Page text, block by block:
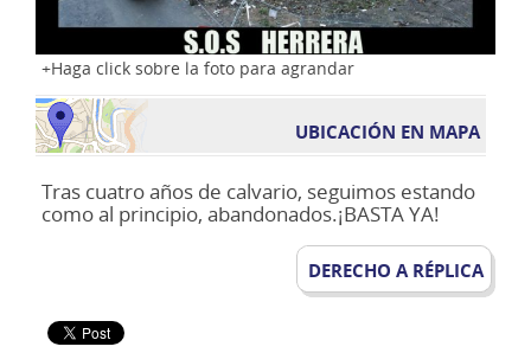
Haga click sobre la foto para agrandar
UBICACIÓN EN MAPA
Tras cuatro años de calvario, seguimos estando
como al principio, abandonados.¡BASTA YA!
DERECHO A RÉPLICA